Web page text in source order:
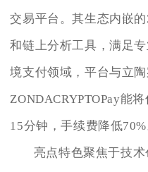
交易平台。其生态内嵌
和链上分析工具，满足
境支付领域，平台与立
ZONDACRYPTOPay能
15分钟，手续费降低70%
亮点特色聚焦于技